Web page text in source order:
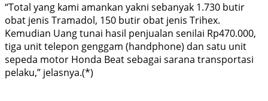
“Total yang kami amankan yakni sebanyak 1.730 butir
obat jenis Tramadol, 150 butir obat jenis Trihex.
Kemudian Uang tunai hasil penjualan senilai Rp470.000,
tiga unit telepon genggam (handphone) dan satu unit
sepeda motor Honda Beat sebagai sarana transportasi
pelaku,” jelasnya.(*)